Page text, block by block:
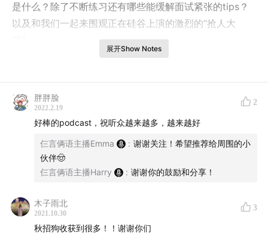
是什么？除了不断练习还有哪些能缓解面试紧张的tips？
以及和我们一起来围观正在硅谷上演的激烈的“抢人大
08:14MBB咨询顾问聊聊案例分析的五个打分维度：框
架/数学/表达/常识/Coachability
是那么简单）
28:06面试黄金准则二：“把面试官当作未来的同事”
你！”
39:08从面试面到崩溃的哈佛小哥身上我们学到了什
么？
展开Show Notes
胖胖脸
2022.2.19
2
好棒的podcast，祝听众越来越多，越来越好
仨言俩语主播Emma : 谢谢关注！希望推荐给周围的小
伙伴🤠
仨言俩语主播Harry
: 谢谢你的鼓励和分享！
木子雨北
2021.10.30
3
秋招狗收获到很多！！谢谢你们